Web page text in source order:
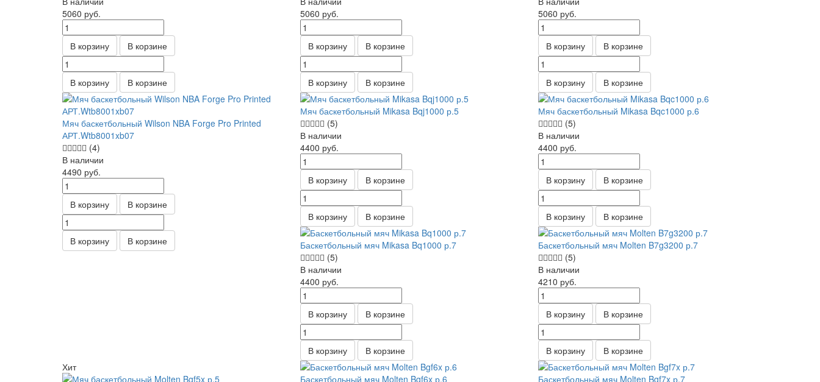
5060 руб.
В корзину В корзине
В корзину В корзине
5060 руб.
В корзину В корзине
В корзину В корзине
5060 руб.
В корзину В корзине
В корзину В корзине
Мяч баскетбольный Wilson NBA Forge Pro Printed
АРТ.Wtb8001xb07
(4)
В наличии
4490 руб.
В корзину В корзине
В корзину В корзине
Мяч баскетбольный Mikasa Bqj1000 р.5
(5)
В наличии
4400 руб.
В корзину В корзине
В корзину В корзине
Мяч баскетбольный Mikasa Bqc1000 р.6
(5)
В наличии
4400 руб.
В корзину В корзине
В корзину В корзине
Баскетбольный мяч Mikasa Bq1000 р.7
(5)
В наличии
4400 руб.
В корзину В корзине
В корзину В корзине
Баскетбольный мяч Molten B7g3200 р.7
(5)
В наличии
4210 руб.
В корзину В корзине
В корзину
В корзине
Хит
Баскетбольный мяч Molten Bgf6x р.6
Баскетбольный мяч Molten Bgf7x р.7